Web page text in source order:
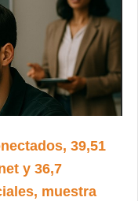
39,51
y 36,7
muestra